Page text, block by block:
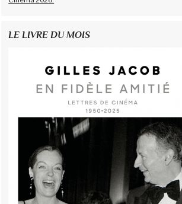
LE LIVRE DU MOIS